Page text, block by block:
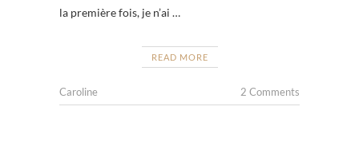
la première fois, je n’ai …
READ MORE
Caroline 2 Comments